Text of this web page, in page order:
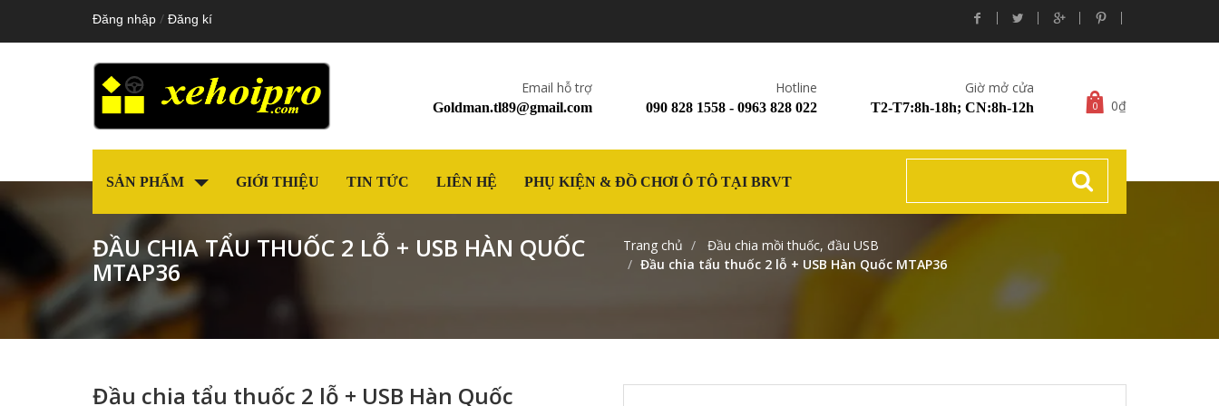
Đăng nhập / Đăng kí
Email hỗ trợ
Goldman.tl89@gmail.com
Hotline
090 828 1558 - 0963 828 022
Giờ mở cửa
T2-T7:8h-18h; CN:8h-12h 0 0₫
SẢN PHẨM GIỚI THIỆU TIN TỨC LIÊN HỆ PHỤ KIỆN & ĐỒ CHƠI Ô TÔ TẠI BRVT
ĐẦU CHIA TẨU THUỐC 2 LỖ + USB HÀN QUỐC
MTAP36
Trang chủ
Đầu chia mồi thuốc, đầu USB
Đầu chia tẩu thuốc 2 lỗ + USB Hàn Quốc MTAP36
Đầu chia tẩu thuốc 2 lỗ + USB Hàn Quốc